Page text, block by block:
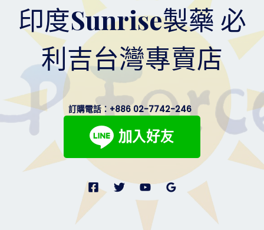
印度Sunrise製藥 必
利吉台灣專賣店
訂購電話： +886 02-7742-246